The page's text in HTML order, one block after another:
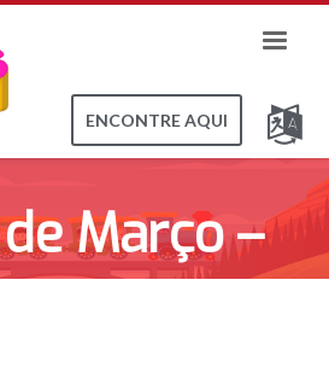
ENCONTRE AQUI
Março –